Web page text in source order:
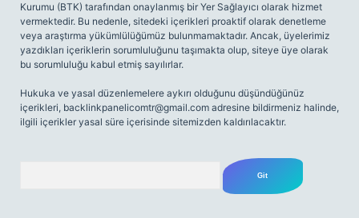
Kurumu (BTK) tarafından onaylanmış bir Yer Sağlayıcı olarak hizmet
vermektedir. Bu nedenle, sitedeki içerikleri proaktif olarak denetleme
veya araştırma yükümlülüğümüz bulunmamaktadır. Ancak, üyelerimiz
yazdıkları içeriklerin sorumluluğunu taşımakta olup, siteye üye olarak
bu sorumluluğu kabul etmiş sayılırlar.
Hukuka ve yasal düzenlemelere aykırı olduğunu düşündüğünüz
içerikleri, backlinkpanelicomtr@gmail.com adresine bildirmeniz halinde,
ilgili içerikler yasal süre içerisinde sitemizden kaldırılacaktır.